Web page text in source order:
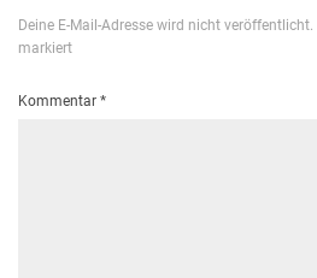
Deine E-Mail-Adresse wird nicht veröffentlicht.
markiert
Kommentar *